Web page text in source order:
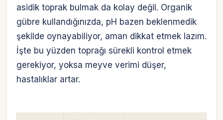
asidik toprak bulmak da kolay değil. Organik
gübre kullandığınızda, pH bazen beklenmedik
şekilde oynayabiliyor, aman dikkat etmek lazım.
İşte bu yüzden toprağı sürekli kontrol etmek
gerekiyor, yoksa meyve verimi düşer,
hastalıklar artar.